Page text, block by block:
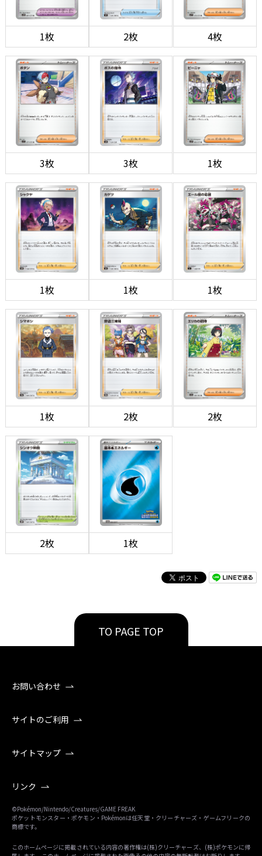
1枚 2枚 4枚
3枚 3枚 1枚
1枚 1枚 1枚
1枚 2枚 2枚
2枚 1枚
TO PAGE TOP
お問い合わせ
サイトのご利用
サイトマップ
リンク
©Pokémon/Nintendo/Creatures/GAME FREAK
ポケットモンスター・ポケモン・Pokémonは任天堂・クリーチャーズ・ゲームフリークの
商標です。
このホームページに掲載されている内容の著作権は(株)クリーチャーズ、(株)ポケモンに帰